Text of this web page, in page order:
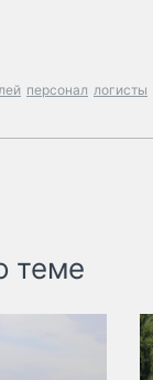
персонал логисты
теме